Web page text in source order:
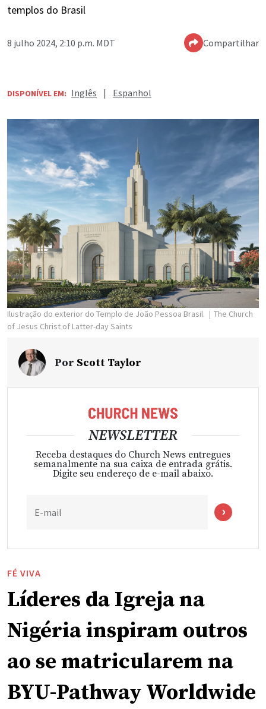
templos do Brasil
8 julho 2024, 2:10 p.m. MDT Compartilhar
DISPONÍVEL EM: Inglês | Espanhol
Ilustração do exterior do Templo de João Pessoa Brasil.
The Church
of Jesus Christ of Latter-day Saints
Por Scott Taylor
NEWSLETTER
Receba destaques do Church News entregues
semanalmente na sua caixa de entrada grátis.
Digite seu endereço de e-mail abaixo.
E-mail
FÉ VIVA
Líderes da Igreja na
Nigéria inspiram outros
ao se matricularem na
BYU-Pathway Worldwide